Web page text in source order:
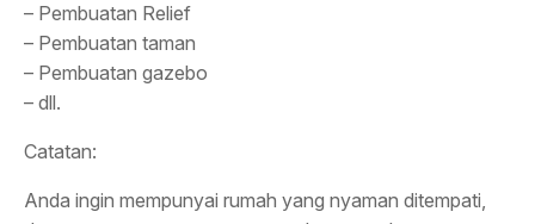
– Pembuatan Relief
– Pembuatan taman
– Pembuatan gazebo
– dll.
Catatan:
Anda ingin mempunyai rumah yang nyaman ditempati,